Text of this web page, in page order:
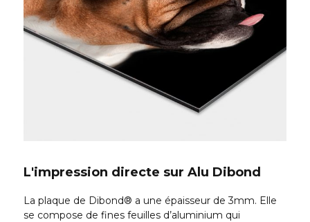
L'impression directe sur Alu Dibond
La plaque de Dibond® a une épaisseur de 3mm. Elle
se compose de fines feuilles d’aluminium qui